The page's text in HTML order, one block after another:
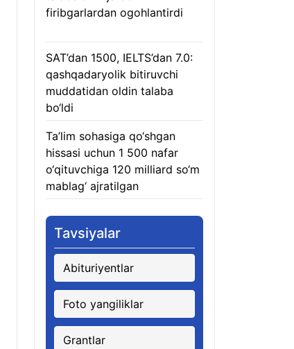
firibgarlardan ogohlantirdi
SAT’dan 1500, IELTS’dan 7.0:
qashqadaryolik bitiruvchi
muddatidan oldin talaba
bo‘ldi
Ta’lim sohasiga qo‘shgan
hissasi uchun 1 500 nafar
o‘qituvchiga 120 milliard so‘m
mablag‘ ajratilgan
Tavsiyalar
Abituriyentlar
Foto yangiliklar
Grantlar